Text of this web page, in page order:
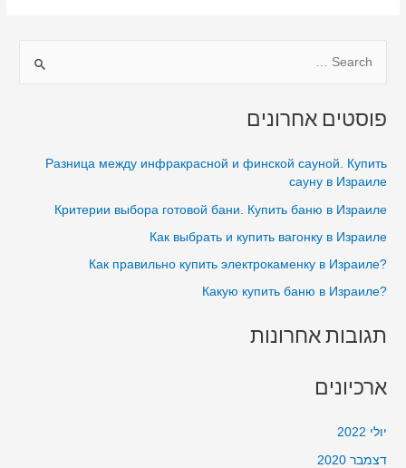
–
באפרתה
בבית
r
:
פוסטים אחרונים
Разница между инфракрасной и финской сауной. Купить
сауну в Израиле
Критерии выбора готовой бани. Купить баню в Израиле
Как выбрать и купить вагонку в Израиле
?Как правильно купить электрокаменку в Израиле
?Какую купить баню в Израиле
תגובות אחרונות
ארכיונים
יולי 2022
דצמבר 2020